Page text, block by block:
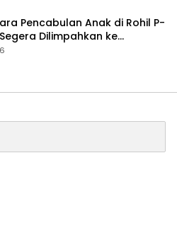
Pencabulan Anak di Rohil P-
Dilimpahkan ke